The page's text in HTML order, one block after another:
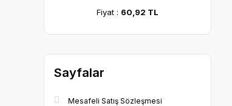
Fiyat : 60,92 TL
Sayfalar
Mesafeli Satış Sözleşmesi